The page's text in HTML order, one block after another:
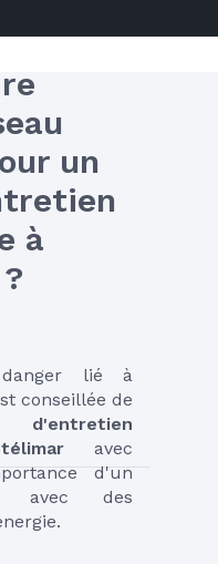
un
à
lié à
conseillée de
d'entretien
avec
d'un
avec des